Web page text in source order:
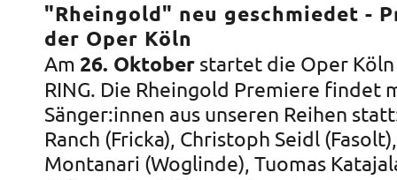
"Rheingold" neu geschmiedet -
der Oper Köln
Am 26. Oktober startet die Oper
RING. Die Rheingold Premiere findet
Sänger:innen aus unseren Reihen
Ranch (Fricka), Christoph Seidl
Montanari (Woglinde), Tuomas